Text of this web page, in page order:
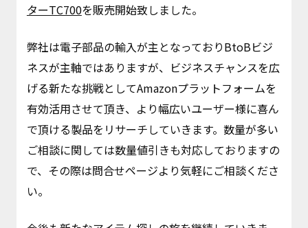
ターTC700を販売開始致しました。
弊社は電子部品の輸入が主となっておりBtoBビジ
ネスが主軸ではありますが、ビジネスチャンスを広
げる新たな挑戦としてAmazonプラットフォームを
有効活用させて頂き、より幅広いユーザー様に喜ん
で頂ける製品をリサーチしていきます。数量が多い
ご相談に関しては数量値引きも対応しておりますの
で、その際は問合せページより気軽にご相談くださ
い。